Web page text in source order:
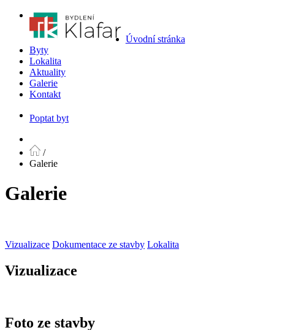
Úvodní stránka
Byty
Lokalita
Aktuality
Galerie
Kontakt
Poptat byt
/
Galerie
Galerie
Vizualizace Dokumentace ze stavby Lokalita
Vizualizace
Foto ze stavby